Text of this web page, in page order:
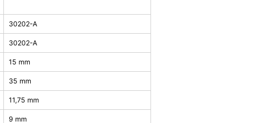
30202-A
30202-A
15 mm
35 mm
11,75 mm
9 mm